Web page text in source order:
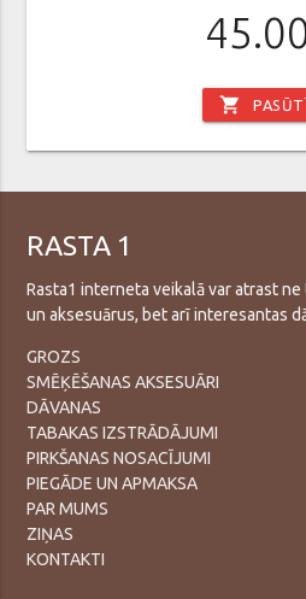
shopping_cart
RASTA 1
Rasta1 interneta veikalā var atrast
un aksesuārus, bet arī interesantas
GROZS
SMĒĶĒŠANAS AKSESUĀRI
DĀVANAS
TABAKAS IZSTRĀDĀJUMI
PIRKŠANAS NOSACĪJUMI
PIEGĀDE UN APMAKSA
PAR MUMS
ZIŅAS
KONTAKTI